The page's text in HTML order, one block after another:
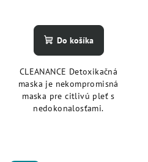
Do košíka
CLEANANCE Detoxikačná
maska je nekompromisná
maska pre citlivú pleť s
nedokonalosťami.